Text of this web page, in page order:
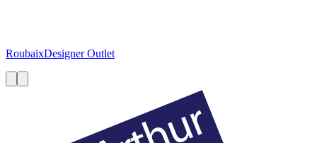
RoubaixDesigner Outlet